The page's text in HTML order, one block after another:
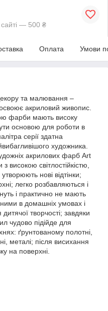
— 500 ₴
Оплата Умови
та малювання –
акриловий живопис.
фарби мають високу
основою для роботи в
серії здатна
художника.
акрилових фарб Art
високою світлостійкістю,
нові відтінки;
легко розбавляються і
і практично не мають
в домашніх умовах і
творчості; завдяки
чудово підійде для
ґрунтованому полотні,
металі; після висихання
на поверхні.